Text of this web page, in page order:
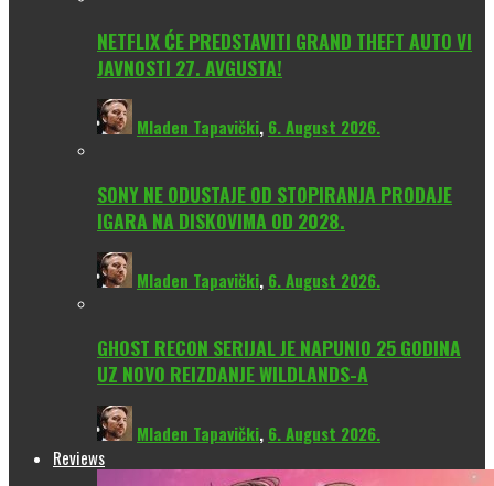
NETFLIX ĆE PREDSTAVITI GRAND THEFT AUTO VI
JAVNOSTI 27. AVGUSTA!
Mladen Tapavički, 6. August 2026.
SONY NE ODUSTAJE OD STOPIRANJA PRODAJE
IGARA NA DISKOVIMA OD 2028.
Mladen Tapavički, 6. August 2026.
GHOST RECON SERIJAL JE NAPUNIO 25 GODINA
UZ NOVO REIZDANJE WILDLANDS-A
Mladen Tapavički, 6. August 2026.
Reviews